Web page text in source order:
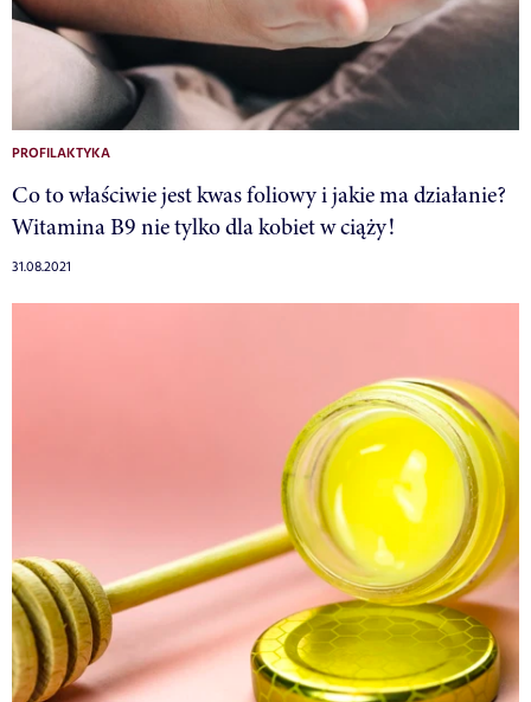
PROFILAKTYKA
Co to właściwie jest kwas foliowy i jakie ma działanie?
Witamina B9 nie tylko dla kobiet w ciąży!
31.08.2021